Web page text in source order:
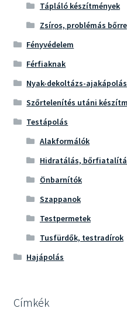
Tápláló készítmények
Zsíros, problémás bőrre
Fényvédelem
Férfiaknak
Nyak-dekoltázs-ajakápolás
Szőrtelenítés utáni
Testápolás
Alakformálók
Hidratálás,
Önbarnítók
Szappanok
Testpermetek
Tusfürdők, testradírok
Hajápolás
Címkék